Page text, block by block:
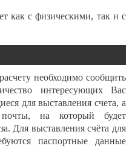
как с физическими, так и с
необходимо сообщить
интересующих Вас
для выставления счета, а
на который будет
Для выставления счёта для
паспортные данные